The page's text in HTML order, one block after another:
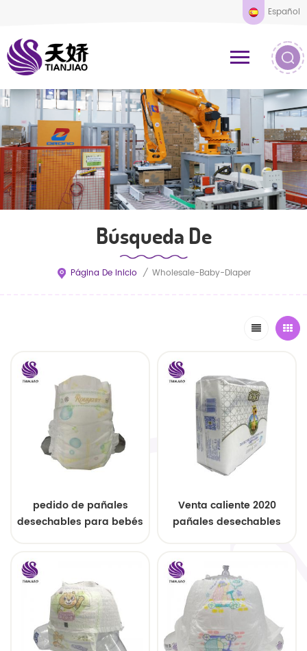
Español
Búsqueda De
Página De Inicio / Wholesale-Baby-Diaper
pedido de pañales
desechables para bebés
Venta caliente 2020
pañales desechables